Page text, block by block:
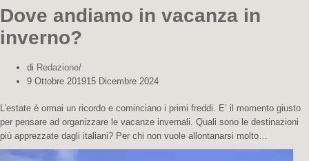
Dove andiamo in vacanza in
inverno?
di Redazione
9 Ottobre 201915 Dicembre 2024
L’estate è ormai un ricordo e cominciano i primi freddi. E’ il momento giusto
per pensare ad organizzare le vacanze invernali. Quali sono le destinazioni
più apprezzate dagli italiani? Per chi non vuole allontanarsi molto…